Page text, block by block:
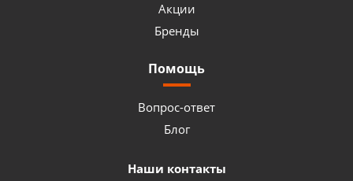
Акции
Бренды
Помощь
Вопрос-ответ
Блог
Наши контакты